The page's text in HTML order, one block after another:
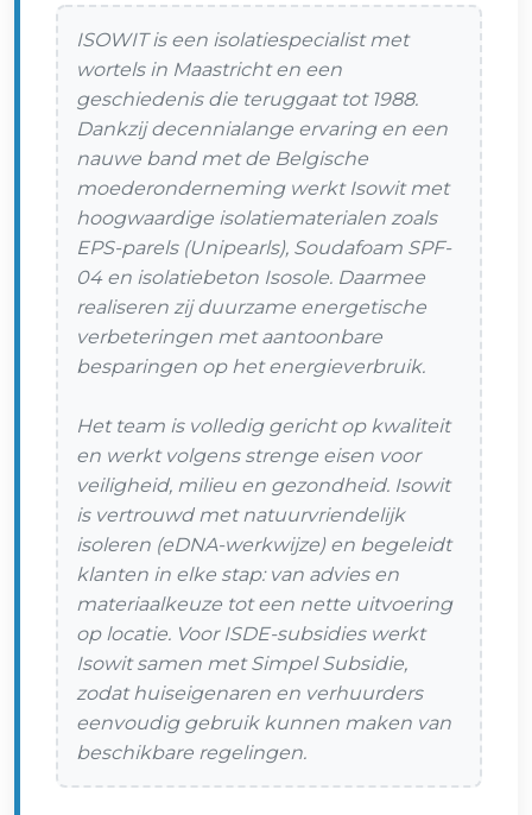
ISOWIT is een isolatiespecialist met
wortels in Maastricht en een
geschiedenis die teruggaat tot 1988.
Dankzij decennialange ervaring en een
nauwe band met de Belgische
moederonderneming werkt Isowit met
hoogwaardige isolatiematerialen zoals
EPS-parels (Unipearls), Soudafoam SPF-
04 en isolatiebeton Isosole. Daarmee
realiseren zij duurzame energetische
verbeteringen met aantoonbare
besparingen op het energieverbruik.
Het team is volledig gericht op kwaliteit
en werkt volgens strenge eisen voor
veiligheid, milieu en gezondheid. Isowit
is vertrouwd met natuurvriendelijk
isoleren (eDNA-werkwijze) en begeleidt
klanten in elke stap: van advies en
materiaalkeuze tot een nette uitvoering
op locatie. Voor ISDE-subsidies werkt
Isowit samen met Simpel Subsidie,
zodat huiseigenaren en verhuurders
eenvoudig gebruik kunnen maken van
beschikbare regelingen.